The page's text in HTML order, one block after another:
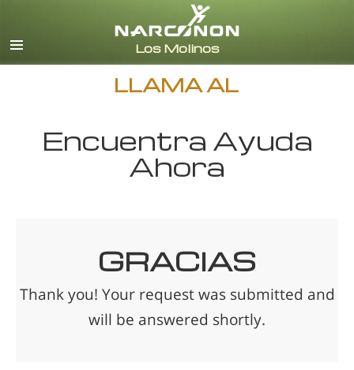
Español (Castellano)
Todas las Regiones/Idiomas
LLAMA AL
Encuentra Ayuda
Ahora
GRACIAS
Thank you! Your request was submitted and
will be answered shortly.